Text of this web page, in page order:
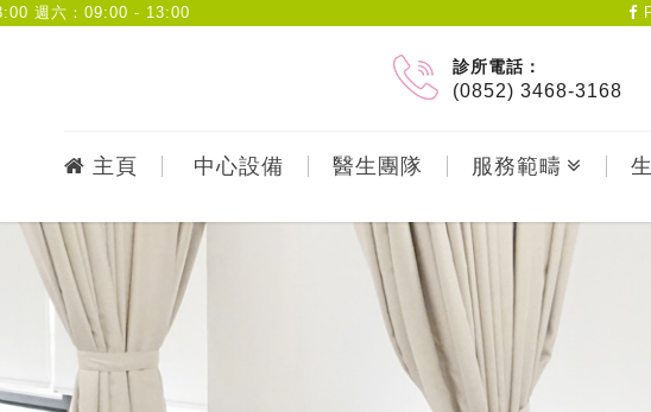
週六：09:00 - 13:00
診所電話：
(0852) 3468-3168
主頁 中心設備 醫生團隊 服務範疇